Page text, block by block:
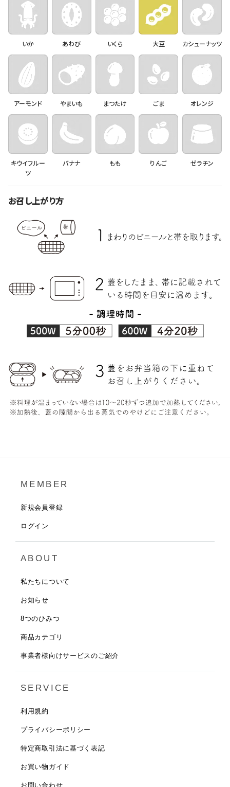
いか あわび いくら 大豆 カシューナッツ
アーモンド やまいも まつたけ ごま オレンジ
キウイフルー
ツ
バナナ もも りんご ゼラチン
お召し上がり方
MEMBER
新規会員登録
ログイン
ABOUT
私たちについて
お知らせ
8つのひみつ
商品カテゴリ
事業者様向けサービスのご紹介
SERVICE
利用規約
プライバシーポリシー
特定商取引法に基づく表記
お買い物ガイド
お問い合わせ